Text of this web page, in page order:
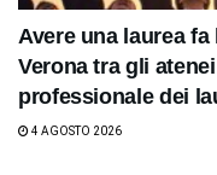
Avere una laurea fa
Verona tra gli
professionale dei
4 AGOSTO 2026